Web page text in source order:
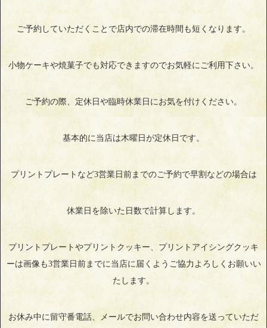
ご予約していただくことで店内での滞在時間も短くなります。
小物ケーキや焼菓子でも対応できますのでお気軽にご利用下さい。
ご予約の際、定休日や臨時休業日にお気を付けください。
基本的に当店は木曜日が定休日です。
プリントプレートなど3営業日前までのご予約で早割などの場合は
休業日を除いた日数で計算します。
プリントプレートやプリントクッキー、プリントアイシングクッキ
ーは画像も3営業日前までに当店に届くようご協力よろしくお願いい
たします。
お休み中に留守番電話、メールでお問い合わせ内容を送っていただ